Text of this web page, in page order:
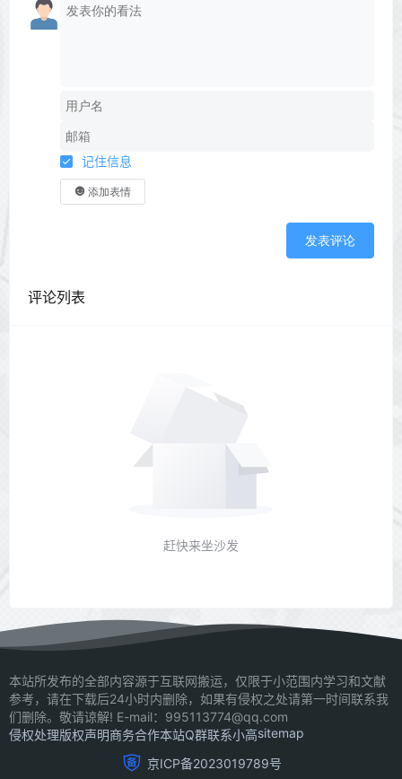
记住信息
添加表情
发表评论
评论列表
赶快来坐沙发
本站所发布的全部内容源于互联网搬运，仅限于小范围内学习和文献
参考，请在下载后24小时内删除，如果有侵权之处请第一时间联系我
们删除。敬请谅解! E-mail：995113774@qq.com
侵权处理版权声明商务合作本站Q群联系小高sitemap
京ICP备2023019789号